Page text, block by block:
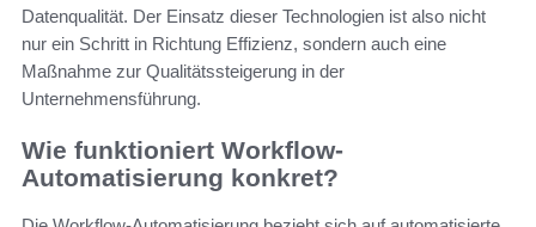
Datenqualität. Der Einsatz dieser Technologien ist also nicht
nur ein Schritt in Richtung Effizienz, sondern auch eine
Maßnahme zur Qualitätssteigerung in der
Unternehmensführung.
Wie funktioniert Workflow-
Automatisierung konkret?